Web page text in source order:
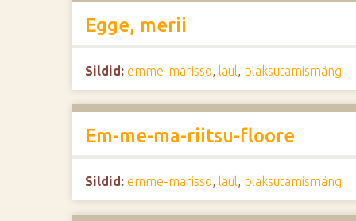
Egge, merii
Sildid: emme-marisso,laul, plaksutamismäng
Em-me-ma-riitsu-floore
Sildid: emme-marisso,laul, plaksutamismäng